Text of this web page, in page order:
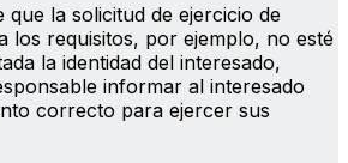
que la solicitud de ejercicio de
los requisitos, por ejemplo, no esté
la identidad del interesado,
informar al interesado
correcto para ejercer sus